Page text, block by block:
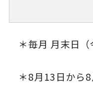
＊毎月 月末日（
＊8月13日から